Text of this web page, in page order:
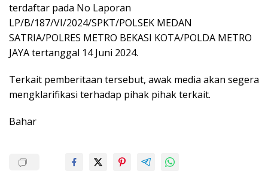
terdaftar pada No Laporan
LP/B/187/VI/2024/SPKT/POLSEK MEDAN
SATRIA/POLRES METRO BEKASI KOTA/POLDA METRO
JAYA tertanggal 14 Juni 2024.
Terkait pemberitaan tersebut, awak media akan segera
mengklarifikasi terhadap pihak pihak terkait.
Bahar